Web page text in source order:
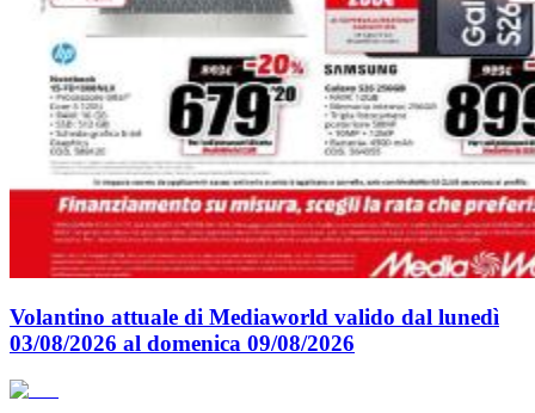
Volantino attuale di Mediaworld valido dal lunedì
03/08/2026 al domenica 09/08/2026